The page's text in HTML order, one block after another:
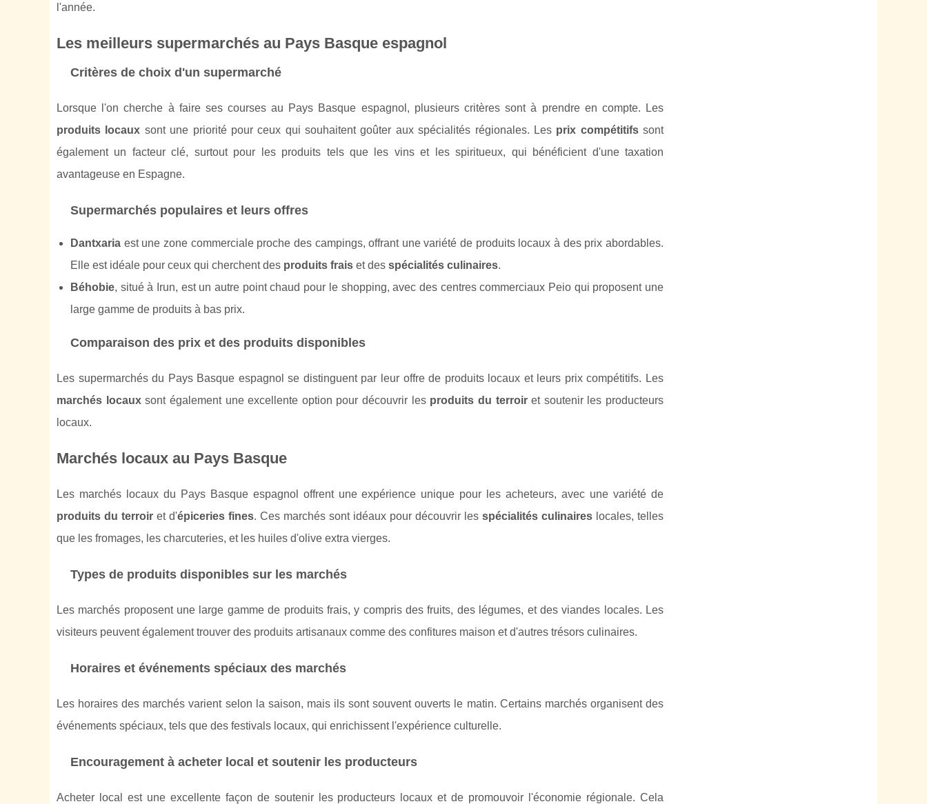
l'année.
Les meilleurs supermarchés au Pays Basque espagnol
Critères de choix d'un supermarché
Lorsque l'on cherche à faire ses courses au Pays Basque espagnol, plusieurs critères sont à prendre en compte. Les
produits locaux sont une priorité pour ceux qui souhaitent goûter aux spécialités régionales. Les prix compétitifssont
également un facteur clé, surtout pour les produits tels que les vins et les spiritueux, qui bénéficient d'une taxation
avantageuse en Espagne.
Supermarchés populaires et leurs offres
Dantxaria est une zone commerciale proche des campings, offrant une variété de produits locaux à des prix abordables.
Elle est idéale pour ceux qui cherchent des produits frais et des spécialités culinaires.
Béhobie, situé à Irun, est un autre point chaud pour le shopping, avec des centres commerciaux Peio qui proposent une
large gamme de produits à bas prix.
Comparaison des prix et des produits disponibles
Les supermarchés du Pays Basque espagnol se distinguent par leur offre de produits locaux et leurs prix compétitifs. Les
marchés locauxsont également une excellente option pour découvrir les produits du terroiret soutenir les producteurs
locaux.
Marchés locaux au Pays Basque
Les marchés locaux du Pays Basque espagnol offrent une expérience unique pour les acheteurs, avec une variété de
produits du terroir et d'épiceries fines. Ces marchés sont idéaux pour découvrir les spécialités culinaires locales, telles
que les fromages, les charcuteries, et les huiles d'olive extra vierges.
Types de produits disponibles sur les marchés
Les marchés proposent une large gamme de produits frais, y compris des fruits, des légumes, et des viandes locales. Les
visiteurs peuvent également trouver des produits artisanaux comme des confitures maison et d'autres trésors culinaires.
Horaires et événements spéciaux des marchés
Les horaires des marchés varient selon la saison, mais ils sont souvent ouverts le matin. Certains marchés organisent des
événements spéciaux, tels que des festivals locaux, qui enrichissent l'expérience culturelle.
Encouragement à acheter local et soutenir les producteurs
Acheter local est une excellente façon de soutenir les producteurs locaux et de promouvoir l'économie régionale. Cela